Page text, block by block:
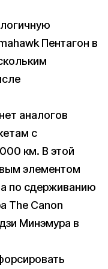
Пентагон в
аналогов
с
км. В этой
элементом
по сдерживанию
The Canon
Минэмура в